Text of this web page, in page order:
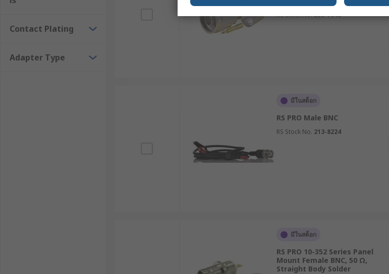
Contact Plating
Adapter Type
RS Stock No.253-7048
มีในสต็อก
RS PRO Male BNC
RS Stock No. 213-8224
มีในสต็อก
RS PRO 10-352 Series Panel
Mount Female BNC, 50 Ω,
Straight Body Solder